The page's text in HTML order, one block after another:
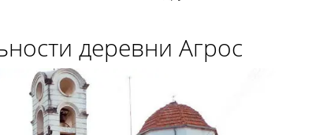
деревни Агрос